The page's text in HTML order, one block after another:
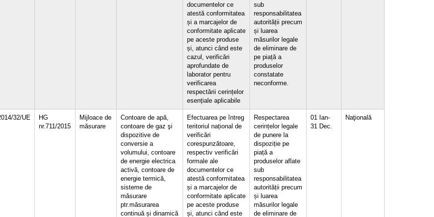
documentelor ce
atestă conformitatea
și a marcajelor de
conformitate aplicate
pe aceste produse
și, atunci când este
cazul, verificări
aprofundate de
laborator pentru
verificarea
respectării cerințelor
esențiale aplicabile
sub
responsabilitatea
autorității precum
și luarea
măsurilor legale
de eliminare de
pe piață a
produselor
constatate
neconforme.
32/UE
HG
nr.711/2015
Mijloace de
măsurare
Contoare de apă,
contoare de gaz şi
dispozitive de
conversie a
volumului, contoare
de energie electrica
activă, contoare de
energie termică,
sisteme de
măsurare
ptr.măsurarea
continuă și dinamică
Efectuarea pe întreg
teritoriul național de
verificări
corespunzătoare,
respectiv verificări
formale ale
documentelor ce
atestă conformitatea
și a marcajelor de
conformitate aplicate
pe aceste produse
și, atunci când este
Respectarea
cerințelor legale
de punere la
dispoziție pe
piață a
produselor aflate
sub
responsabilitatea
autorității precum
și luarea
măsurilor legale
de eliminare de
01 Ian-
31 Dec.
Naţională